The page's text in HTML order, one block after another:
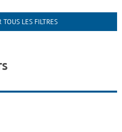
TOUS LES FILTRES